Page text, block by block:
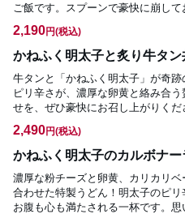
ご飯です。スプーンで豪快に崩して
2,190円(税込)
かねふく明太子と炙り牛タン
牛タンと「かねふく明太子」が奇
ピリ辛さが、濃厚な卵黄と絡み合
せを、ぜひ豪快にお召し上がりくだ
2,490円(税込)
かねふく明太子のカルボナ
濃厚な粉チーズと卵黄、カリカリ
合わせた特製うどん！明太子のピリ
お腹も心も満たされる一杯です。